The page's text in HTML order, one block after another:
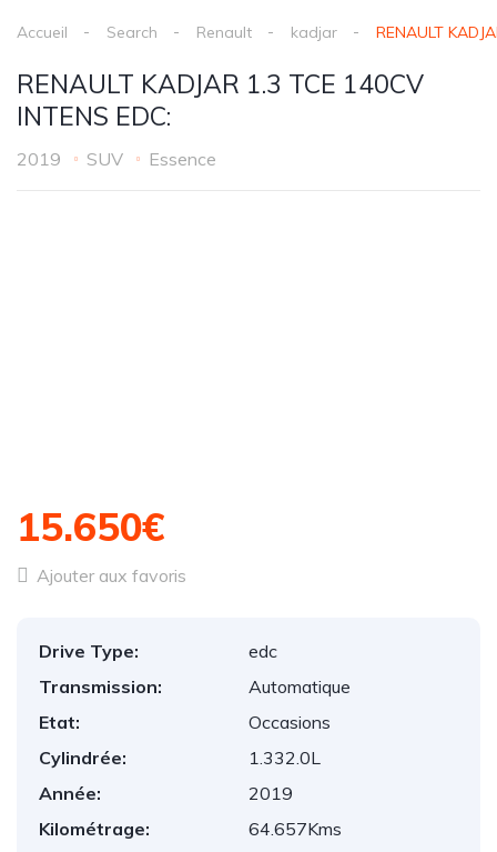
Accueil Search Renault kadjar RENAULT
RENAULT KADJAR 1.3 TCE 140CV
INTENS EDC:
2019 SUV Essence
15.650€
Ajouter aux favoris
Drive Type:
edc
Transmission:
Automatique
Etat:
Occasions
Cylindrée:
1.332.0L
Année:
2019
Kilométrage:
64.657Kms